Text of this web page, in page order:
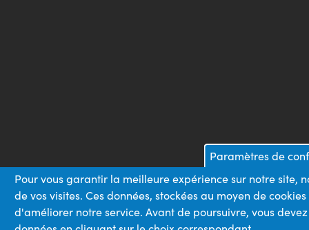
Paramètres de
Pour vous garantir la meilleure expérience sur notre site,
de vos visites. Ces données, stockées au moyen de
d'améliorer notre service. Avant de poursuivre, vous